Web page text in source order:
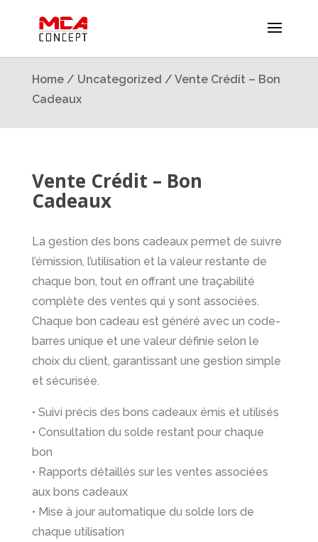
Home/ Uncategorized / Vente Crédit – Bon
Cadeaux
Vente Crédit – Bon
Cadeaux
La gestion des bons cadeaux permet de suivre
l’émission, l’utilisation et la valeur restante de
chaque bon, tout en offrant une traçabilité
complète des ventes qui y sont associées.
Chaque bon cadeau est généré avec un code-
barres unique et une valeur définie selon le
choix du client, garantissant une gestion simple
et sécurisée.
• Suivi précis des bons cadeaux émis et utilisés
• Consultation du solde restant pour chaque
bon
• Rapports détaillés sur les ventes associées
aux bons cadeaux
• Mise à jour automatique du solde lors de
chaque utilisation